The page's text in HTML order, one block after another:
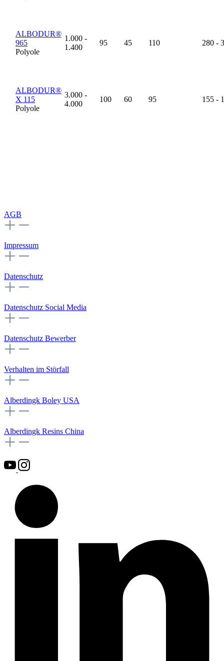
ALBODUR®
965
Polyole
1.000 -
1.400
95 45 110 280 -
ALBODUR®
X 115
Polyole
3.000 -
4.000
100 60 95 155 -
AGB
Impressum
Datenschutz
Datenschutz Social Media
Datenschutz Bewerber
Verhalten im Störfall
Alberdingk Boley USA
Alberdingk Resins China